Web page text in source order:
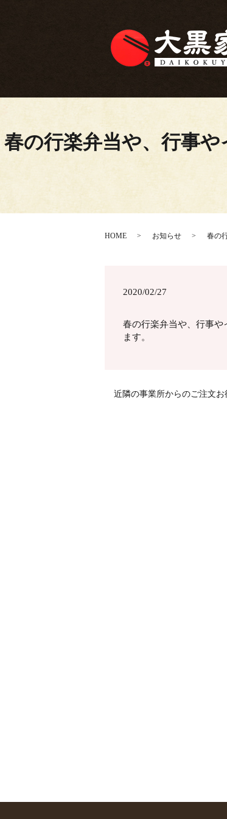
春の行楽弁当や、行事
HOME お知らせ 春の
2020/02/27
春の行楽弁当や、行事や
ます。
近隣の事業所からのご注文お